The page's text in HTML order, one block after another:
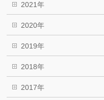
2021年
2020年
2019年
2018年
2017年